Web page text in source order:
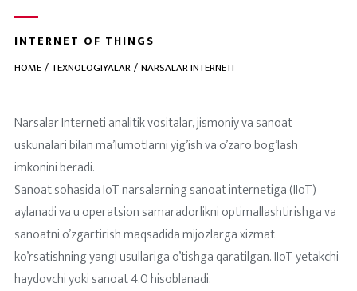
INTERNET OF THINGS
HOME TEXNOLOGIYALAR NARSALAR INTERNETI
Narsalar Interneti analitik vositalar, jismoniy va sanoat
uskunalari bilan ma’lumotlarni yig’ish va o’zaro bog’lash
imkonini beradi.
Sanoat sohasida IoT narsalarning sanoat internetiga (IIoT)
aylanadi va u operatsion samaradorlikni optimallashtirishga va
sanoatni o’zgartirish maqsadida mijozlarga xizmat
ko’rsatishning yangi usullariga o’tishga qaratilgan. IIoT yetakchi
haydovchi yoki sanoat 4.0 hisoblanadi.